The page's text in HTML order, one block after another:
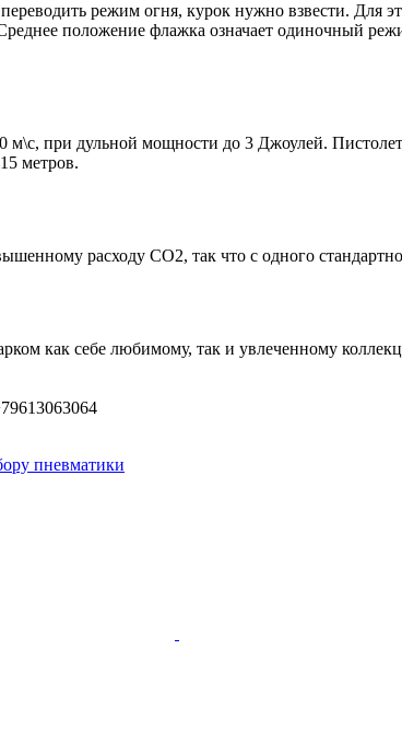
режим огня, курок нужно взвести. Для
положение флажка означает одиночный
м\с, при дульной мощности до 3 Джоулей.
метров.
расходу СО2, так что с одного
как себе любимому, так и увлеченному
пневматики